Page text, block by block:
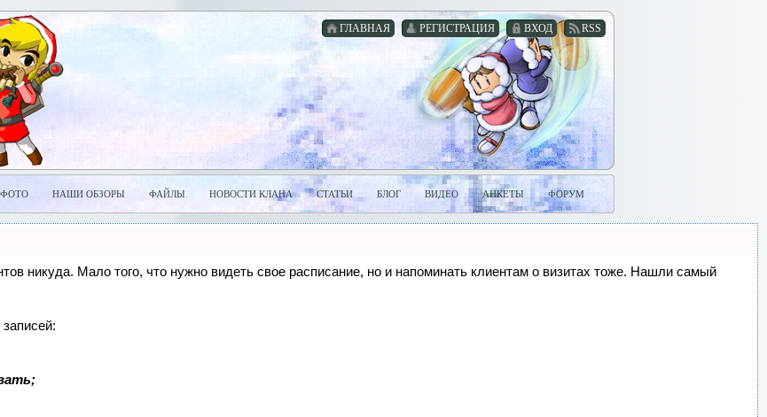
RSS
ВХОД
РЕГИСТРАЦИЯ
ГЛАВНАЯ
ФОТО НАШИ ОБЗОРЫ ФАЙЛЫ НОВОСТИ КЛАНА СТАТЬИ БЛОГ ВИДЕО АНКЕТЫ ФОРУМ
никуда. Мало того, что нужно видеть свое расписание, но и напоминать клиентам о визитах тоже. Нашли самый